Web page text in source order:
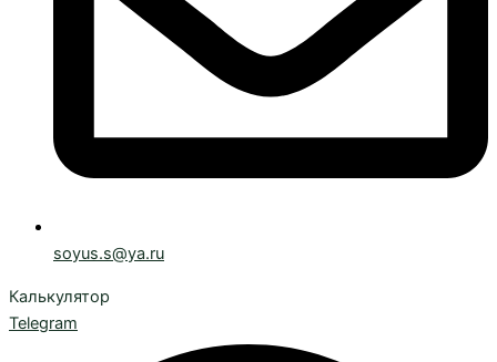
soyus.s@ya.ru
Калькулятор
Telegram